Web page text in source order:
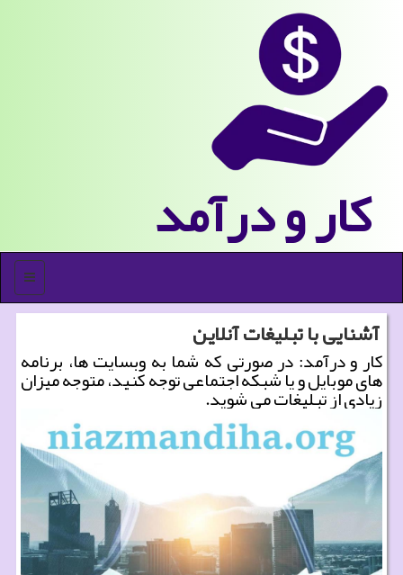
كار و درآمد
منو
آشنایی با تبلیغات آنلاین
كار و درآمد: در صورتی كه شما به وبسایت ها، برنامه
های موبایل و یا شبكه اجتماعی توجه كنید، متوجه میزان
زیادی از تبلیغات می شوید.